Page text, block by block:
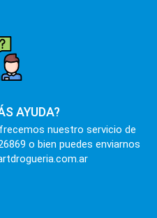
AYUDA?
nuestro servicio de
o bien puedes enviarnos